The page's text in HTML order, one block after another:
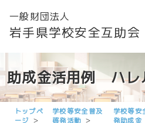
一般財団法人
岩手県学校安全互助会
助成金活用例 ハレ
トップペ
ージ
学校等安全普及
啓発活動
学校等安
発助成金